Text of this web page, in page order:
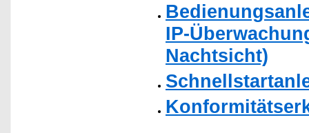
IP-
Nachtsicht)